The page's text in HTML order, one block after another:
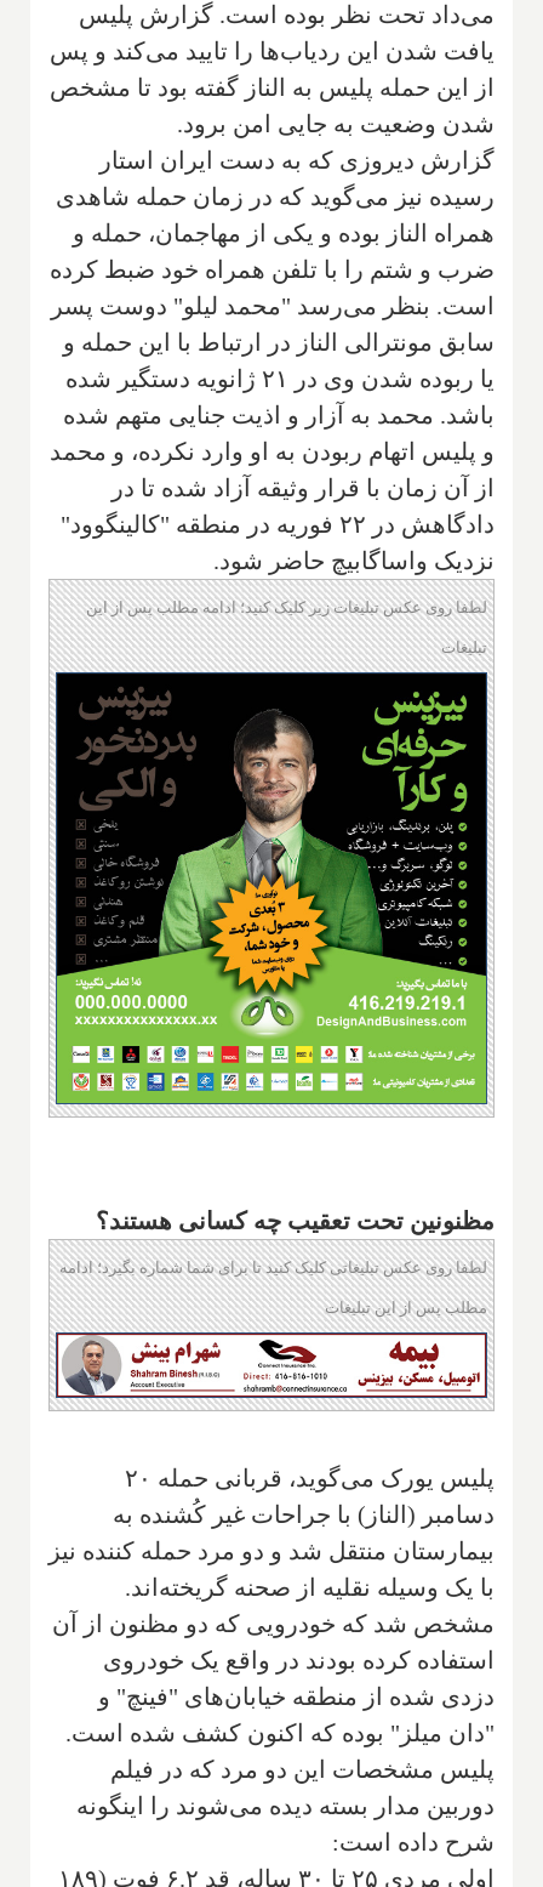
می‌داد تحت نظر بوده است. گزارش پلیس
یافت شدن این ردیاب‌ها را تایید می‌کند و پس
از این حمله پلیس به الناز گفته بود تا مشخص
شدن وضعیت به جایی امن برود.
گزارش دیروزی که به دست ایران استار
رسیده نیز می‌گوید که در زمان حمله شاهدی
همراه الناز بوده و یکی از مهاجمان، حمله و
ضرب و شتم را با تلفن همراه خود ضبط کرده
است. بنظر می‌رسد "محمد لیلو" دوست پسر
سابق مونترالی الناز در ارتباط با این حمله و
یا ربوده شدن وی در ۲۱ ژانویه دستگیر شده
باشد. محمد به آزار و اذیت جنایی متهم شده
و پلیس اتهام ربودن به او وارد نکرده، و محمد
از آن زمان با قرار وثیقه آزاد شده تا در
دادگاهش در ۲۲ فوریه در منطقه "کالینگوود"
نزدیک واساگابیچ حاضر شود.
لطفا روی عکس تبلیغات زیر کلیک کنید؛ ادامه مطلب پس از این
تبلیغات
مظنونین تحت تعقیب چه کسانی هستند؟
لطفا روی عکس تبلیغاتی کلیک کنید تا برای شما شماره بگیرد؛ ادامه
مطلب پس از این تبلیغات
پلیس یورک می‌گوید، قربانی حمله ۲۰
دسامبر (الناز) با جراحات غیر کُشنده به
بیمارستان منتقل شد و دو مرد حمله کننده نیز
با یک وسیله نقلیه از صحنه گریخته‌اند.
مشخص شد که خودرویی که دو مظنون از آن
استفاده کرده بودند در واقع یک خودروی
دزدی شده از منطقه خیابان‌های "فینچ" و
"دان میلز" بوده که اکنون کشف شده است.
پلیس مشخصات این دو مرد که در فیلم
دوربین مدار بسته دیده می‌شوند را اینگونه
شرح داده است:
اولی مردی ۲۵ تا ۳۰ ساله، قد ۶.۲ فوت (۱۸۹